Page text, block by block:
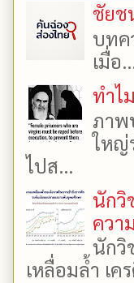
ชัยช
บทค
เมื่อ
ทำไ
ภาพ
ใหญ่
ไปส...
นักวิ
ควา
นักวิ
เหลื่อมล้ำ เ